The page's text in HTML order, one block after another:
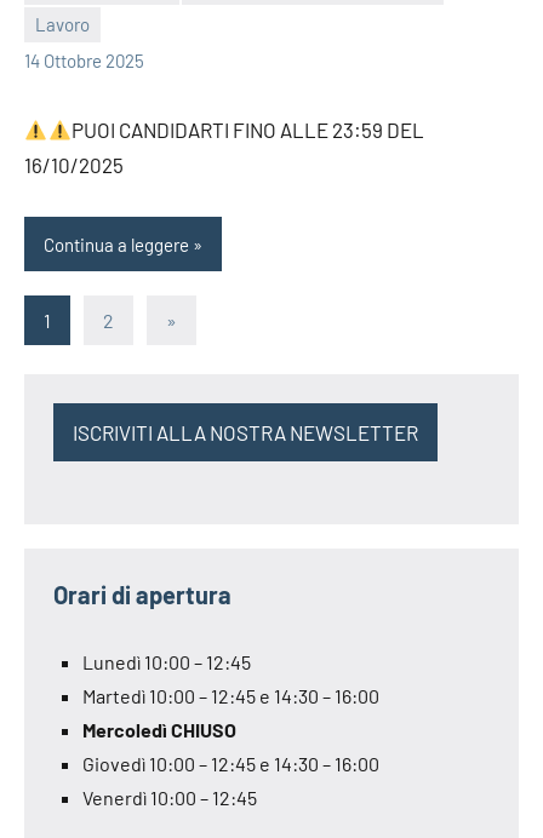
Lavoro
14 Ottobre 2025
bragiovani
PUOI CANDIDARTI FINO ALLE 23:59 DEL
16/10/2025
Continua a leggere
Paginazione
articoli
1 2
Articolo
»
ISCRIVITI ALLA NOSTRA NEWSLETTER
Orari di apertura
Lunedì 10:00 – 12:45
Martedì 10:00 – 12:45 e 14:30 – 16:00
Mercoledì CHIUSO
Giovedì 10:00 – 12:45 e 14:30 – 16:00
Venerdì 10:00 – 12:45